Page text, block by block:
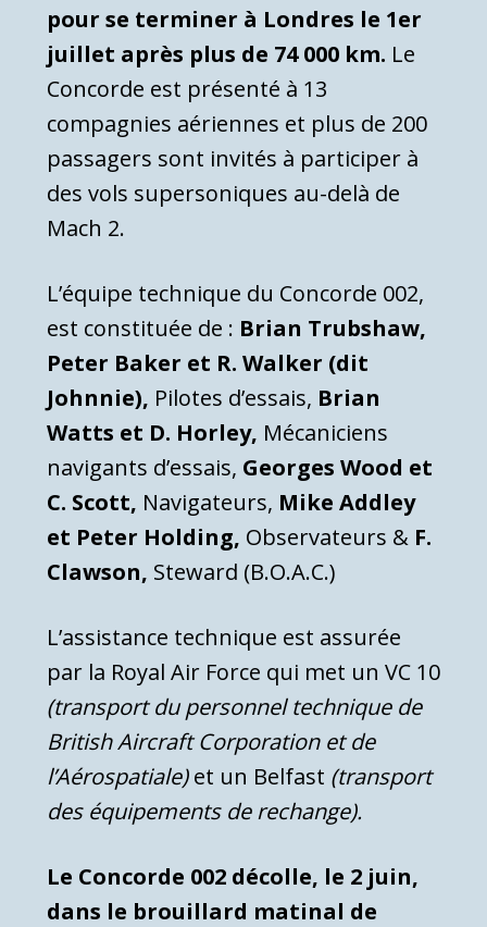
pour se terminer à Londres le 1er
juillet après plus de 74 000 km. Le
Concorde est présenté à 13
compagnies aériennes et plus de 200
passagers sont invités à participer à
des vols supersoniques au-delà de
Mach 2.
L’équipe technique du Concorde 002,
est constituée de : Brian Trubshaw,
Peter Baker et R. Walker (dit
Johnnie), Pilotes d’essais, Brian
Watts et D. Horley, Mécaniciens
navigants d’essais, Georges Wood et
C. Scott, Navigateurs, Mike Addley
et Peter Holding, Observateurs & F.
Clawson, Steward (B.O.A.C.)
L’assistance technique est assurée
par la Royal Air Force qui met un VC 10
(transport du personnel technique de
British Aircraft Corporation et de
l’Aérospatiale)et un Belfast (transport
des équipements de rechange).
Le Concorde 002 décolle, le 2 juin,
dans le brouillard matinal de